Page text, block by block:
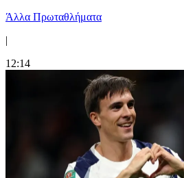
Άλλα Πρωταθλήματα
|
12:14